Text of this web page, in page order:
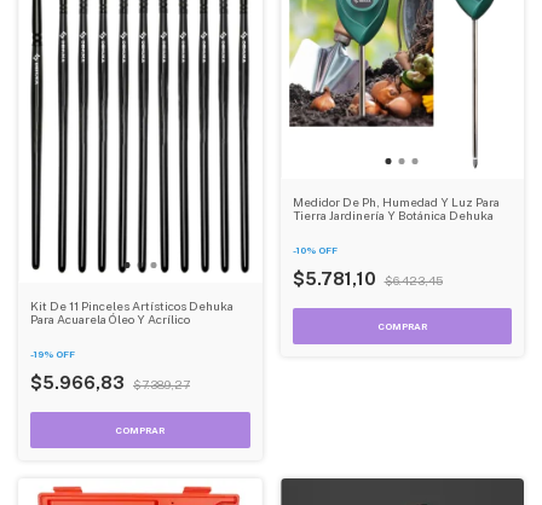
Kit De 11 Pinceles Artísticos Dehuka
Para Acuarela Óleo Y Acrílico
-19% OFF
$5.966,83 $7.389,27
Medidor De Ph, Humedad Y Luz Para
Tierra Jardinería Y Botánica Dehuka
-10% OFF
$5.781,10 $6.423,45